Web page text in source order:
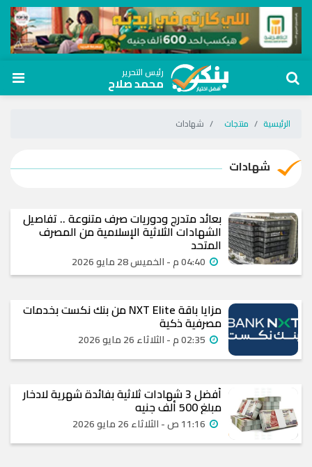
رئيس التحرير
محمد صلاح
الرئيسية منتجات شهادات
شهادات
بعائد متدرج ودوريات صرف متنوعة .. تفاصيل
الشهادات الثلاثية الإسلامية من المصرف
المتحد
مزايا باقة NXT Elite من بنك نكست بخدمات
مصرفية ذكية
أفضل 3 شهادات ثلاثية بفائدة شهرية لادخار
مبلغ 500 ألف جنيه